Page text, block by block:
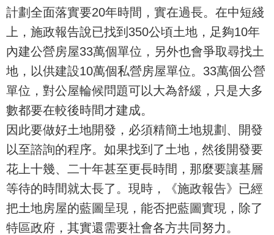
計劃全面落實要20年時間，實在過長。在中短綫
上，施政報告說已找到350公頃土地，足夠10年
內建公營房屋33萬個單位，另外也會爭取尋找土
地，以供建設10萬個私營房屋單位。33萬個公營
單位，對公屋輪候問題可以大為舒緩，只是大多
數都要在較後時間才建成。
因此要做好土地開發，必須精簡土地規劃、開發
以至諮詢的程序。如果找到了土地，然後開發要
花上十幾、二十年甚至更長時間，那麼要讓基層
等待的時間就太長了。現時，《施政報告》已經
把土地房屋的藍圖呈現，能否把藍圖實現，除了
特區政府，其實還需要社會各方共同努力。